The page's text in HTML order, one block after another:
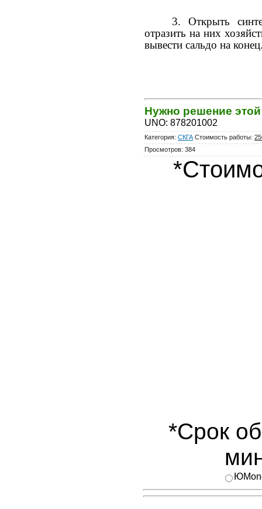
3. Открыть
отразить на них
вывести сальдо на
Нужно решение
UNO: 878201002
Категория: СКГА Стоимость работы:
Просмотров: 384
*Срок